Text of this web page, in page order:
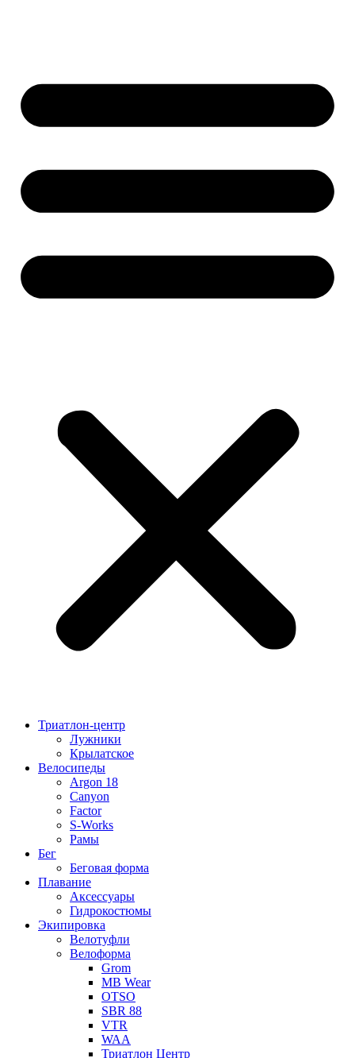
Триатлон-центр
Лужники
Крылатское
Велосипеды
Argon 18
Canyon
Factor
S-Works
Рамы
Бег
Беговая форма
Плавание
Аксессуары
Гидрокостюмы
Экипировка
Велотуфли
Велоформа
Grom
MB Wear
OTSO
SBR 88
VTR
WAA
Триатлон Центр